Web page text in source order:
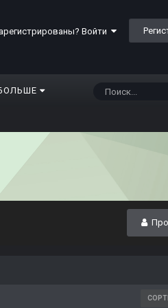
Войти